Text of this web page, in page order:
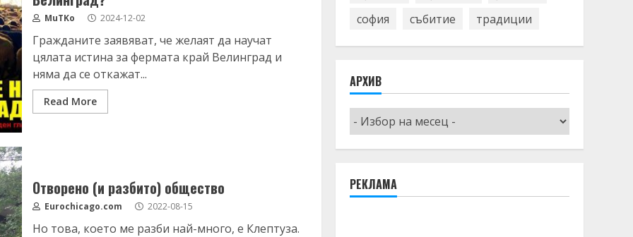
MuTKo 2024-12-02
Гражданите заявяват, че желаят да научат
цялата истина за фермата край Велинград и
няма да се откажат...
Read More
Отворено (и разбито) общество
Eurochicago.com 2022-08-15
Но това, което ме разби най-много, е Клептуза.
софия
събитие традиции
АРХИВ
Архив
РЕКЛАМА